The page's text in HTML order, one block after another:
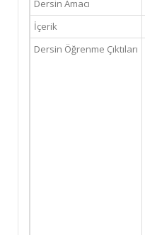
Dersin Amacı
İçerik
Dersin Öğrenme Çıktıları